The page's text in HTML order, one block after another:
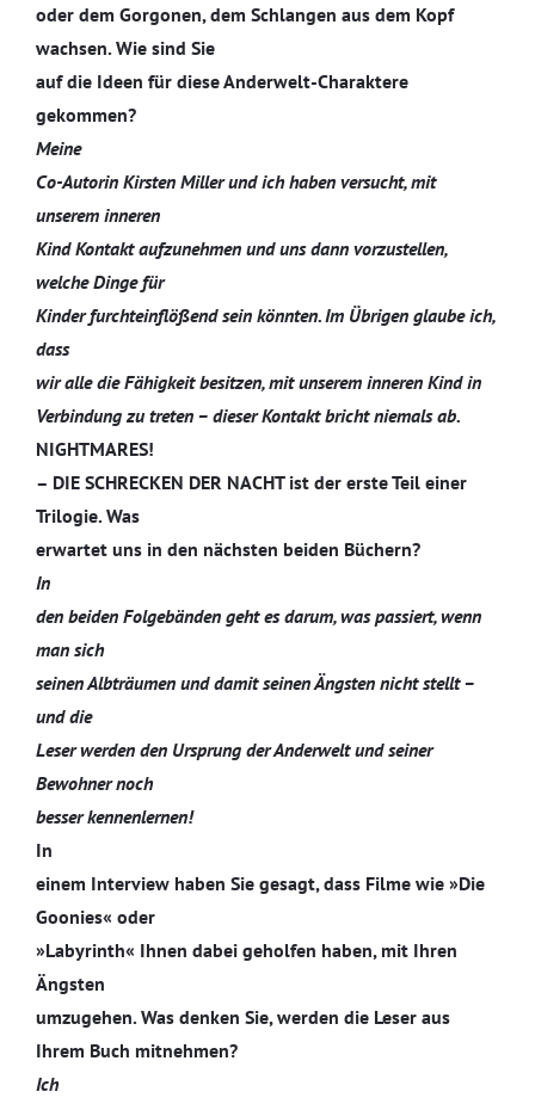
oder dem Gorgonen, dem Schlangen aus dem Kopf
wachsen. Wie sind Sie
auf die Ideen für diese Anderwelt-Charaktere
gekommen?
Meine
Co-Autorin Kirsten Miller und ich haben versucht, mit
unserem inneren
Kind Kontakt aufzunehmen und uns dann vorzustellen,
welche Dinge für
Kinder furchteinflößend sein könnten. Im Übrigen glaube ich,
dass
wir alle die Fähigkeit besitzen, mit unserem inneren Kind in
Verbindung zu treten – dieser Kontakt bricht niemals ab.
NIGHTMARES!
– DIE SCHRECKEN DER NACHT ist der erste Teil einer
Trilogie. Was
erwartet uns in den nächsten beiden Büchern?
In
den beiden Folgebänden geht es darum, was passiert, wenn
man sich
seinen Albträumen und damit seinen Ängsten nicht stellt –
und die
Leser werden den Ursprung der Anderwelt und seiner
Bewohner noch
besser kennenlernen!
In
einem Interview haben Sie gesagt, dass Filme wie »Die
Goonies« oder
»Labyrinth« Ihnen dabei geholfen haben, mit Ihren
Ängsten
umzugehen. Was denken Sie, werden die Leser aus
Ihrem Buch mitnehmen?
Ich